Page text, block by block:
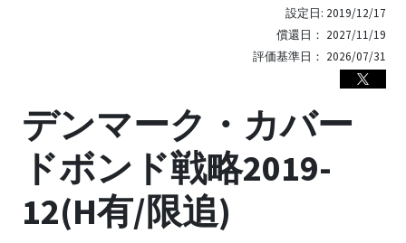
設定日: 2019/12/17
償還日： 2027/11/19
評価基準日： 2026/07/31
デンマーク・カバー
ドボンド戦略2019-
12(H有/限追)